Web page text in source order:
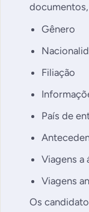
Gênero
Filiação
País de
Viagens a
Viagens
Os